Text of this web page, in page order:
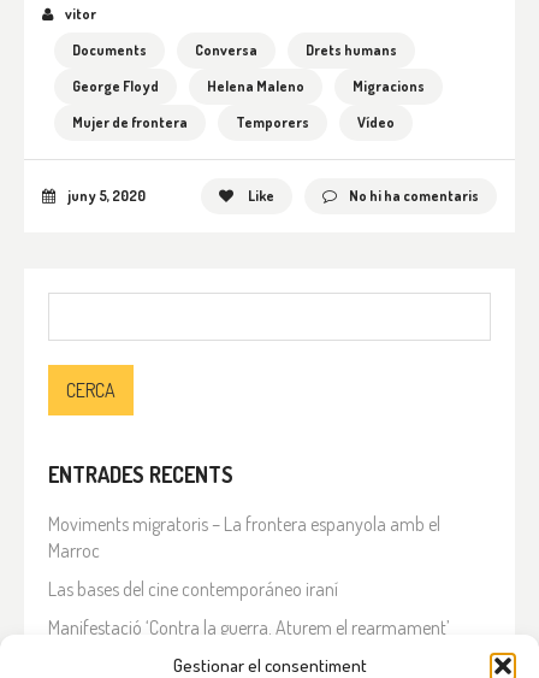
Gestionar el consentiment
vitor
Documents
Conversa
Drets humans
George Floyd
Helena Maleno
Migracions
Mujer de frontera
Temporers Vídeo
juny 5, 2020 Like No hi ha comentaris
ENTRADES RECENTS
Moviments migratoris – La frontera espanyola amb el
Marroc
Las bases del cine contemporáneo iraní
Manifestació ‘Contra la guerra. Aturem el rearmament’
En solidaritat amb el Líban